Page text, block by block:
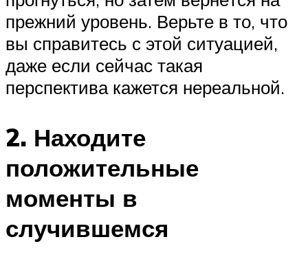
прежний уровень. Верьте в то, что
вы справитесь с этой ситуацией,
даже если сейчас такая
перспектива кажется нереальной.
2. Находите
положительные
моменты в
случившемся